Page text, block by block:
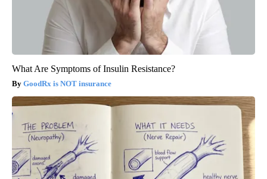
What Are Symptoms of Insulin Resistance?
GoodRx is NOT insurance